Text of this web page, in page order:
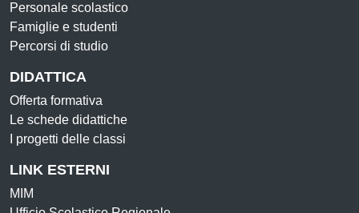
Personale scolastico
Famiglie e studenti
Percorsi di studio
DIDATTICA
Offerta formativa
Le schede didattiche
I progetti delle classi
LINK ESTERNI
MIM